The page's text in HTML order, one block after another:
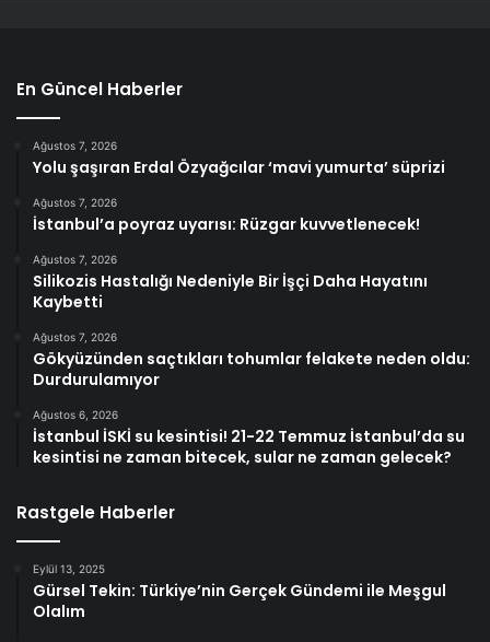
En Güncel Haberler
Ağustos 7, 2026
Yolu şaşıran Erdal Özyağcılar ‘mavi yumurta’ süprizi
Ağustos 7, 2026
İstanbul’a poyraz uyarısı: Rüzgar kuvvetlenecek!
Ağustos 7, 2026
Silikozis Hastalığı Nedeniyle Bir İşçi Daha Hayatını
Kaybetti
Ağustos 7, 2026
Gökyüzünden saçtıkları tohumlar felakete neden oldu:
Durdurulamıyor
Ağustos 6, 2026
İstanbul İSKİ su kesintisi! 21-22 Temmuz İstanbul’da su
kesintisi ne zaman bitecek, sular ne zaman gelecek?
Rastgele Haberler
Eylül 13, 2025
Gürsel Tekin: Türkiye’nin Gerçek Gündemi ile Meşgul
Olalım